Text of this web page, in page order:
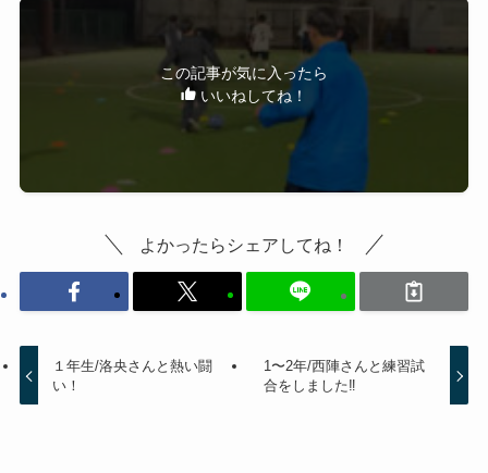
この記事が気に入ったら
いいねしてね！
よかったらシェアしてね！
１年生/洛央さんと熱い闘
い！
1〜2年/西陣さんと練習試
合をしました‼️